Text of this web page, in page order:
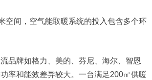
空间，空气能取暖系统的投入包含多个环
品牌如格力、美的、芬尼、海尔、智恩
率和能效差异较大。一台满足200㎡供暖